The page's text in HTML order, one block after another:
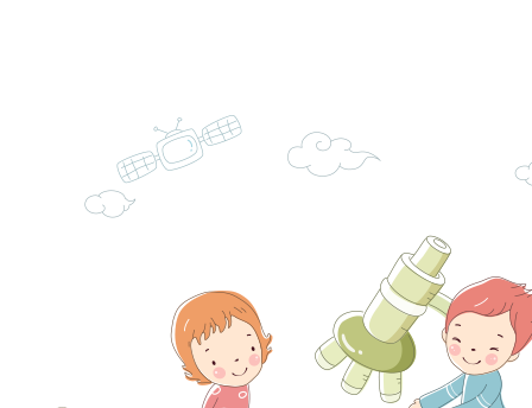
明會」
之光身心障礙繪畫徵
展」活動
視覺障礙學生儀表及
學研習」實施計畫(
「區域職業試探與體
心」、「自造教育及
中心」及「國中小職
習營」等師生，參訪
「第56屆全國技能競
轉知本市辦理「115
檢送桃園市政府LED
字稿及LCD託播影（
轉知衛生福利部社會
檢送該部國民健康
有關社團法人中華民